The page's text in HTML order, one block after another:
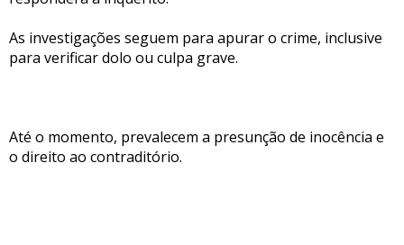
As investigações seguem para apurar o crime, inclusive
para verificar dolo ou culpa grave.
Até o momento, prevalecem a presunção de inocência e
o direito ao contraditório.